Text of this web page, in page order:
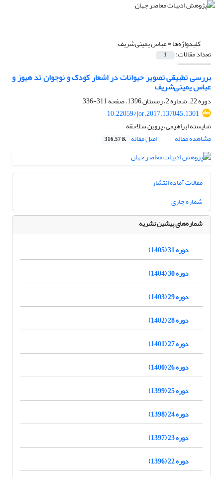
کلیدواژه‌ها =عباس یمینی‌شریف
تعداد مقالات: 1
بررسی تطبیقی تصویر حیوانات در اشعار کودک و نوجوان تد هیوز و
عباس یمینی‌شریف
دوره 22، شماره 2، زمستان 1396، صفحه
311-336
10.22059/jor.2017.137045.1301
شایسته ابراهیمی، پروین سلاجقه
مشاهده مقاله
اصل مقاله 316.57 K
مقالات آماده انتشار
شماره جاری
شماره‌های پیشین نشریه
دوره 31 (1405)
دوره 30 (1404)
دوره 29 (1403)
دوره 28 (1402)
دوره 27 (1401)
دوره 26 (1400)
دوره 25 (1399)
دوره 24 (1398)
دوره 23 (1397)
دوره 22 (1396)